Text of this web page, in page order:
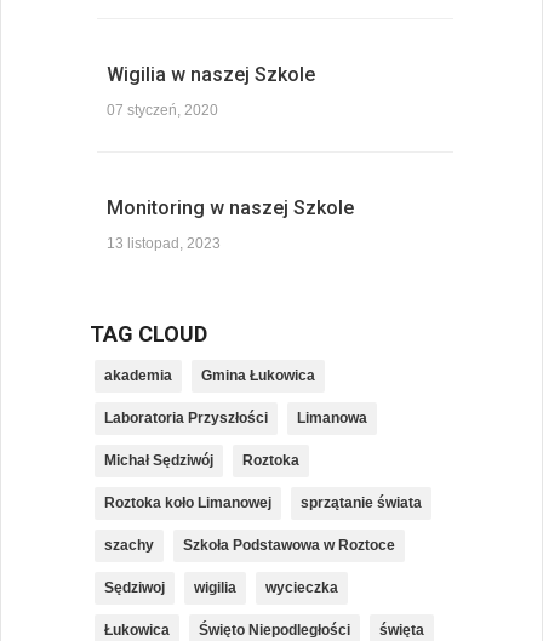
Wigilia w naszej Szkole
07 styczeń, 2020
Monitoring w naszej Szkole
13 listopad, 2023
TAG CLOUD
akademia Gmina Łukowica
Laboratoria Przyszłości Limanowa
Michał Sędziwój Roztoka
Roztoka koło Limanowej sprzątanie świata
szachy Szkoła Podstawowa w Roztoce
Sędziwoj wigilia wycieczka
Łukowica Święto Niepodległości święta